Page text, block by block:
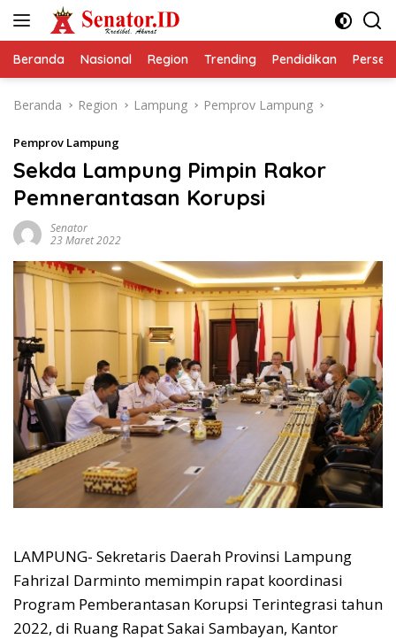
Beranda Nasional Region Trending Pendidikan
Beranda Region Lampung Pemprov Lampung
Pemprov Lampung
Sekda Lampung Pimpin Rakor
Pemnerantasan Korupsi
Senator
23 Maret 2022
LAMPUNG- Sekretaris Daerah Provinsi Lampung
Fahrizal Darminto memimpin rapat koordinasi
Program Pemberantasan Korupsi Terintegrasi tahun
2022, di Ruang Rapat Sakai Sambayan, Kantor